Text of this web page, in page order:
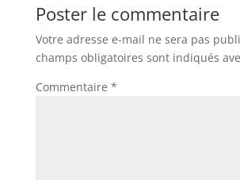
Poster le commentaire
Votre adresse e-mail ne sera pas
champs obligatoires sont indiqués
Commentaire *